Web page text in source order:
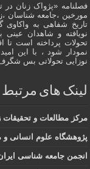
فصلنامه «پژواک زنان در
مورخین ،جامعه شناسان
تاریخ شفاهی به واکاوی
نویافته و شاهدان
تحولات پرداخته است تا
نمودار شود ، با این
نوزایی تحولاتی بس شگرف
لینک های مرتبط
مرکز مطالعات و تحقیقات
پژوهشگاه علوم انسانی
انجمن جامعه شناسی